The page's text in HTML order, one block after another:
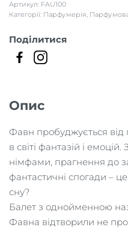
A
кількість
Артикул: FAU100
Категорії: Парфумерія,
Поділитися
Опис
Фавн пробуджується від
в світі фантазій і
німфами, прагнення до
фантастичні спогади –
сну?
Балет з однойменною
Фавна відтворили не